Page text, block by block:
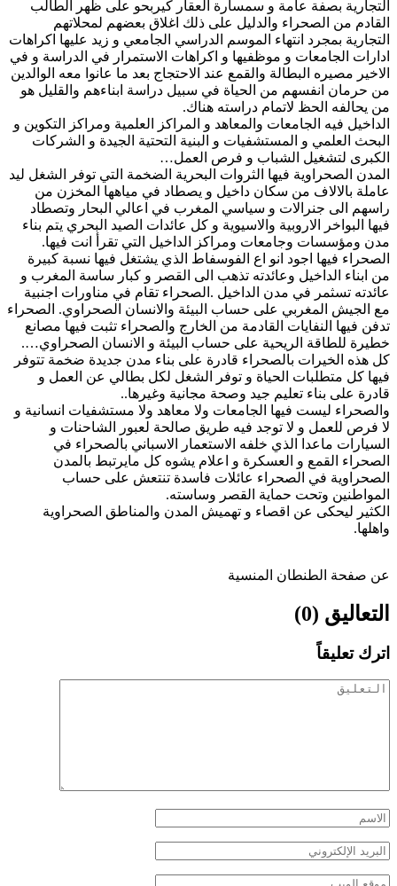
التجارية بصفة عامة و سمسارة العقار كيربحو على ظهر الطالب
القادم من الصحراء والدليل على ذلك اغلاق بعضهم لمحلاتهم
التجارية بمجرد انتهاء الموسم الدراسي الجامعي و زيد عليها اكراهات
ادارات الجامعات و موظفيها و اكراهات الاستمرار في الدراسة و في
الاخير مصيره البطالة والقمع عند الاحتجاج بعد ما عانوا معه الوالدين
من حرمان انفسهم من الحياة في سبيل دراسة ابناءهم والقليل هو
من يحالفه الحظ لاتمام دراسته هناك.
الداخيل فيه الجامعات والمعاهد و المراكز العلمية ومراكز التكوين و
البحث العلمي و المستشفيات و البنية التحتية الجيدة و الشركات
الكبرى لتشغيل الشباب و فرص العمل…
المدن الصحراوية فيها الثروات البحرية الضخمة التي توفر الشغل ليد
عاملة بالالاف من سكان داخيل و يصطاد في مياهها المخزن من
راسهم الى جنرالات و سياسي المغرب في اعالي البحار وتصطاد
فيها البواخر الاروبية والاسيوية و كل عائدات الصيد البحري يتم بناء
مدن ومؤسسات وجامعات ومراكز الداخيل التي تقرأ انت فيها.
الصحراء فيها اجود انو اع الفوسفاط الذي يشتغل فيها نسبة كبيرة
من ابناء الداخيل وعائدته تذهب الى القصر و كبار ساسة المغرب و
عائدته تسثمر في مدن الداخيل .الصحراء تقام في مناورات اجنبية
مع الجيش المغربي على حساب البيئة والانسان الصحراوي. الصحراء
تدفن فيها النفايات القادمة من الخارج والصحراء تثبت فيها مصانع
خطيرة للطاقة الريحية على حساب البيئة و الانسان الصحراوي….
كل هذه الخيرات بالصحراء قادرة على بناء مدن جديدة ضخمة تتوفر
فيها كل متطلبات الحياة و توفر الشغل لكل بطالي عن العمل و
قادرة على بناء تعليم جيد وصحة مجانية وغيرها..
والصحراء ليست فيها الجامعات ولا معاهد ولا مستشفيات انسانية و
لا فرص للعمل و لا توجد فيه طريق صالحة لعبور الشاحنات و
السيارات ماعدا الذي خلفه الاستعمار الاسباني بالصحراء في
الصحراء القمع و العسكرة و اعلام يشوه كل مايرتبط بالمدن
الصحراوية في الصحراء عائلات فاسدة تنتعش على حساب
المواطنين وتحت حماية القصر وساسته.
الكثير ليحكى عن اقصاء و تهميش المدن والمناطق الصحراوية
واهلها.
عن صفحة الطنطان المنسية
التعاليق (0)
اترك تعليقاً